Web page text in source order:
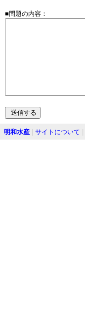
■問題の内容：
明和水産 サイトについて